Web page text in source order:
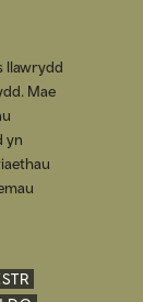
llawrydd
Mae
yn